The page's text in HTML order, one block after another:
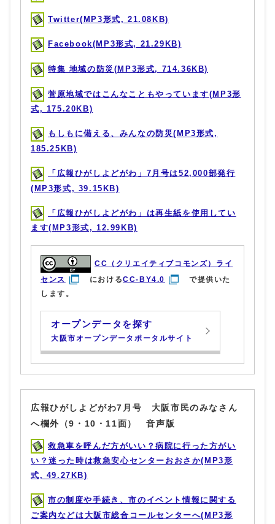
Twitter(MP3形式, 21.08KB)
Facebook(MP3形式, 21.29KB)
特集 地域の防災(MP3形式, 714.36KB)
菅原地域ではこんなこともやっています(MP3形
式, 175.20KB)
もしもに備える、みんなの防災(MP3形式,
185.25KB)
「広報ひがしよどがわ」7月号は52,000部発行
(MP3形式, 39.15KB)
「広報ひがしよどがわ」は再生紙を使用してい
ます(MP3形式, 12.99KB)
CC（クリエイティブコモンズ）ライ
センス
におけるCC-BY4.0
で提供いた
します。
オープンデータを探す
大阪市オープンデータポータルサイト
広報ひがしよどがわ7月号 大阪市民のみなさん
へ欄外（9・10・11面） 音声版
救急車を呼んだ方がいい？病院に行った方がい
い？迷った時は救急安心センターおおさか(MP3形
式, 49.27KB)
市の制度や手続き、市のイベント情報に関する
ご案内などは大阪市総合コールセンターへ(MP3形